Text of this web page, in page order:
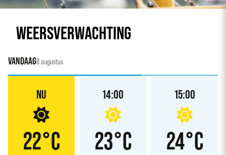
WEERSVERWACHTING
VANDAAG8 augustus
NU
22°C
14:00
23°C
15:00
24°C